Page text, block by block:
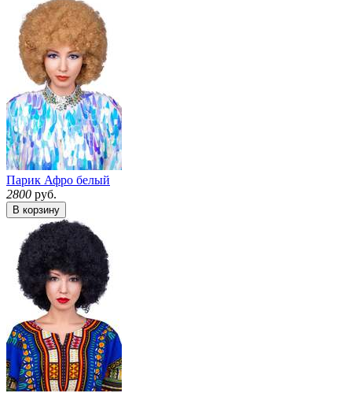
Парик Афро белый
2800 руб.
В корзину